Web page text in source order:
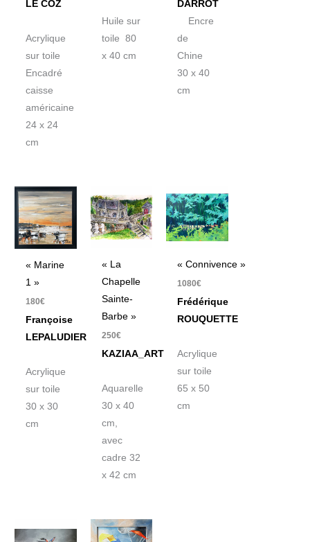
LE COZ
Acrylique
sur toile
Encadré
caisse
américaine
24 x 24
cm
Huile sur
toile 80
x 40 cm
DARROT
Encre
de
Chine
30 x 40
cm
« Marine
1 »
180€
Françoise
LEPALUDIER
Acrylique
sur toile
30 x 30
cm
« La
Chapelle
Sainte-
Barbe »
250€
KAZIAA_ART
Aquarelle
30 x 40
cm,
avec
cadre 32
x 42 cm
« Connivence »
1080€
Frédérique
ROUQUETTE
Acrylique
sur toile
65 x 50
cm